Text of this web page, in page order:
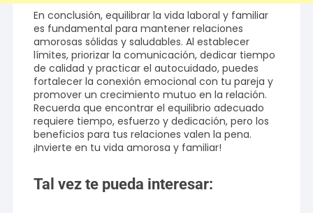
En conclusión, equilibrar la vida laboral y familiar
es fundamental para mantener relaciones
amorosas sólidas y saludables. Al establecer
límites, priorizar la comunicación, dedicar tiempo
de calidad y practicar el autocuidado, puedes
fortalecer la conexión emocional con tu pareja y
promover un crecimiento mutuo en la relación.
Recuerda que encontrar el equilibrio adecuado
requiere tiempo, esfuerzo y dedicación, pero los
beneficios para tus relaciones valen la pena.
¡Invierte en tu vida amorosa y familiar!
Tal vez te pueda interesar: